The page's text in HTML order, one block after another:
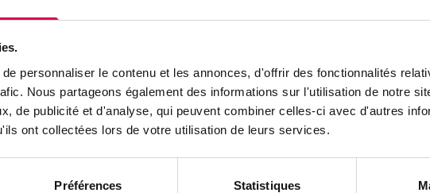
personnaliser le contenu et les annonces, d'offrir des fonctionnalités
Nous partageons également des informations sur l'utilisation de notre
de publicité et d'analyse, qui peuvent combiner celles-ci avec d'autres
ont collectées lors de votre utilisation de leurs services.
Préférences Statistiques